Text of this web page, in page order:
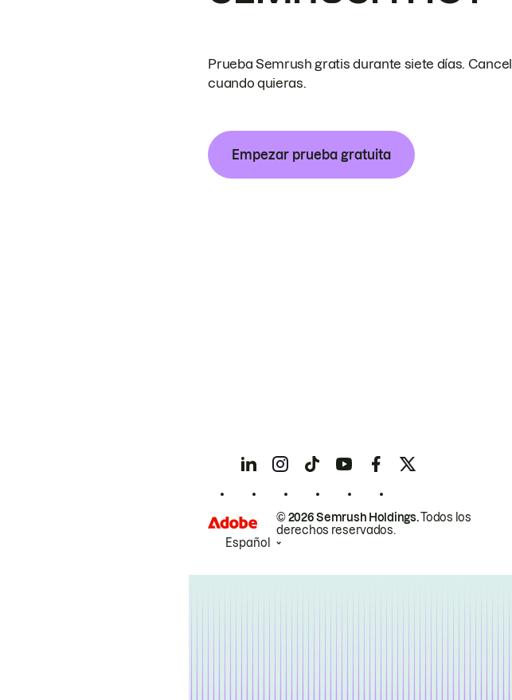
Prueba Semrush gratis durante siete días.
cuando quieras.
Empezar prueba gratuita
© 2026 Semrush Holdings.Todos los
derechos reservados.
Español